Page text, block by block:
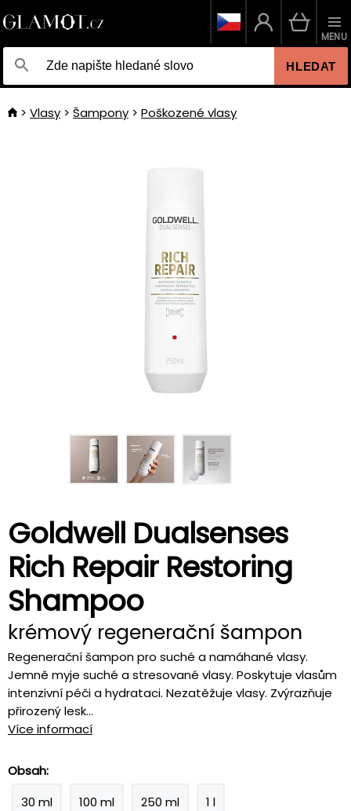
HLEDAT
MENU
Vlasy Šampony Poškozené vlasy
Goldwell Dualsenses
Rich Repair Restoring
Shampoo
krémový regenerační šampon
Regenerační šampon pro suché a namáhané vlasy.
Jemně myje suché a stresované vlasy. Poskytuje vlasům
intenzivní péči a hydrataci. Nezatěžuje vlasy. Zvýrazňuje
přirozený lesk...
Více informací
Obsah:
30 ml
100 ml 250 ml 1 l